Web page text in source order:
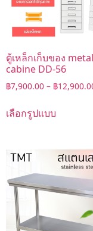
ตู้เหล็กเก็บของ
cabine DD-56
฿7,900.00 – ฿
เลือกรูปแบบ